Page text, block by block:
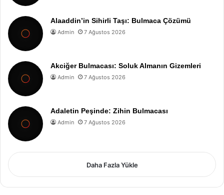
Alaaddin’in Sihirli Taşı: Bulmaca Çözümü
Admin 7 Ağustos 2026
Akciğer Bulmacası: Soluk Almanın Gizemleri
Admin 7 Ağustos 2026
Adaletin Peşinde: Zihin Bulmacası
Admin 7 Ağustos 2026
Daha Fazla Yükle